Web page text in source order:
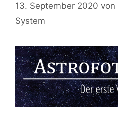
13. September 2020 von
System